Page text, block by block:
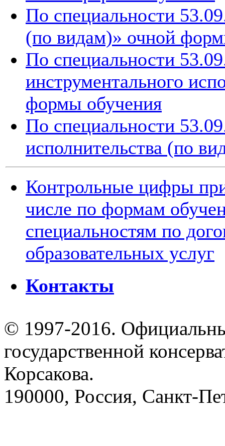
По специальности
(по видам)» очной
По специальности
инструментального
формы обучения
По специальности
исполнительства (по
Контрольные цифры
числе по формам
специальностям по
образовательных услуг
Контакты
© 1997-2016.
государственной
Корсакова.
190000, Россия, Санкт-